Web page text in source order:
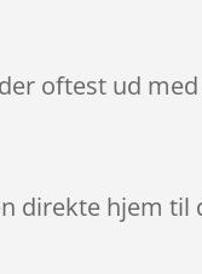
oftest ud
direkte hjem til